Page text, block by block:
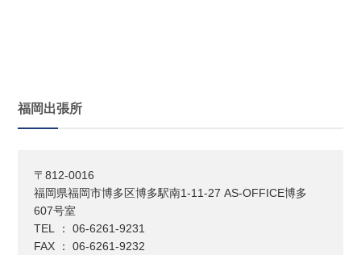
福岡出張所
〒812-0016
福岡県福岡市博多区博多駅南1-11-27 AS-OFFICE博多
607号室
TEL ： 06-6261-9231
FAX ： 06-6261-9232